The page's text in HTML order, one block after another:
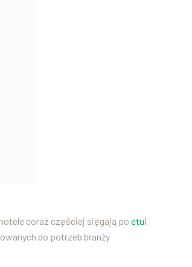
coraz częściej sięgają poetui
do potrzeb branży